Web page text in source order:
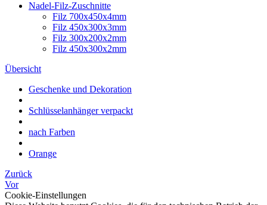
Nadel-Filz-Zuschnitte
Filz 700x450x4mm
Filz 450x300x3mm
Filz 300x200x2mm
Filz 450x300x2mm
Übersicht
Geschenke und Dekoration
Schlüsselanhänger verpackt
nach Farben
Orange
Zurück
Vor
Cookie-Einstellungen